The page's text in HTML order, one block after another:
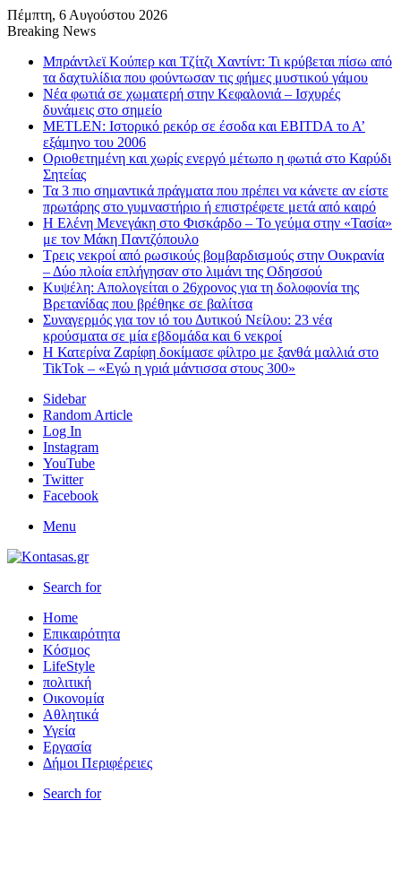
Πέμπτη, 6 Αυγούστου 2026
Breaking News
Μπράντλεϊ Κούπερ και Τζίτζι Χαντίντ: Τι κρύβεται πίσω από
τα δαχτυλίδια που φούντωσαν τις φήμες μυστικού γάμου
Νέα φωτιά σε χωματερή στην Κεφαλονιά – Ισχυρές
δυνάμεις στο σημείο
METLEN: Ιστορικό ρεκόρ σε έσοδα και EBITDA το Α’
εξάμηνο του 2006
Οριοθετημένη και χωρίς ενεργό μέτωπο η φωτιά στο Καρύδι
Σητείας
Τα 3 πιο σημαντικά πράγματα που πρέπει να κάνετε αν είστε
πρωτάρης στο γυμναστήριο ή επιστρέφετε μετά από καιρό
Η Ελένη Μενεγάκη στο Φισκάρδο – Το γεύμα στην «Τασία»
με τον Μάκη Παντζόπουλο
Τρεις νεκροί από ρωσικούς βομβαρδισμούς στην Ουκρανία
– Δύο πλοία επλήγησαν στο λιμάνι της Οδησσού
Κυψέλη: Απολογείται ο 26χρονος για τη δολοφονία της
Βρετανίδας που βρέθηκε σε βαλίτσα
Συναγερμός για τον ιό του Δυτικού Νείλου: 23 νέα
κρούσματα σε μία εβδομάδα και 6 νεκροί
Η Κατερίνα Ζαρίφη δοκίμασε φίλτρο με ξανθά μαλλιά στο
TikTok – «Εγώ η γριά μάντισσα στους 300»
Sidebar
Random Article
Log In
Instagram
YouTube
Twitter
Facebook
Menu
Search for
Home
Επικαιρότητα
Κόσμος
LifeStyle
πολιτική
Οικονομία
Αθλητικά
Υγεία
Εργασία
Δήμοι Περιφέρειες
Search for